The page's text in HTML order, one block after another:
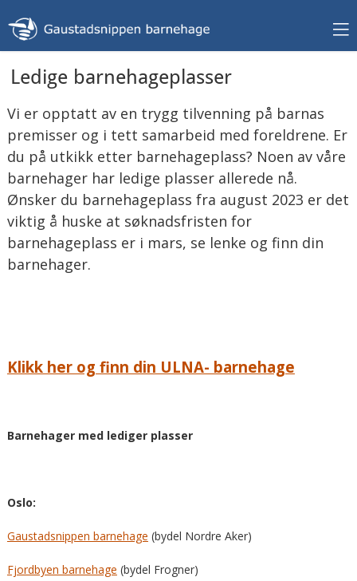
Ledige barnehageplasser
Vi er opptatt av en trygg tilvenning på barnas
premisser og i tett samarbeid med foreldrene. Er
du på utkikk etter barnehageplass? Noen av våre
barnehager har ledige plasser allerede nå.
Ønsker du barnehageplass fra august 2023 er det
viktig å huske at søknadsfristen for
barnehageplass er i mars, se lenke og finn din
barnehager.
Klikk her og finn din ULNA- barnehage
Barnehager med lediger plasser
Oslo:
Gaustadsnippen barnehage (bydel Nordre Aker)
Fjordbyen barnehage (bydel Frogner)